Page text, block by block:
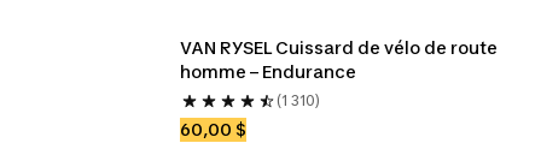
VAN RYSEL Cuissard de vélo de route
homme – Endurance
(1 310)
60,00 $